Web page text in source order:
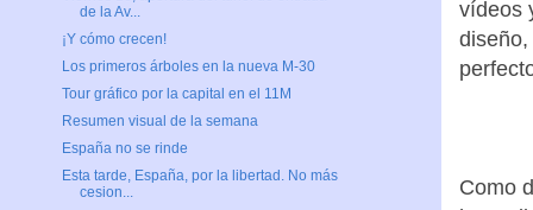
día
de la Av...
¡Y cómo crecen!
Los primeros árboles en la nueva M-30
Tour gráfico por la capital en el 11M
Resumen visual de la semana
España no se rinde
Esta tarde, España, por la libertad. No más
cesion...